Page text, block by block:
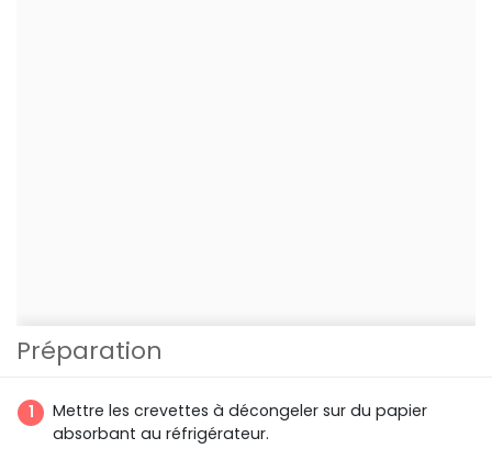
Préparation
Mettre les crevettes à décongeler sur du papier
absorbant au réfrigérateur.